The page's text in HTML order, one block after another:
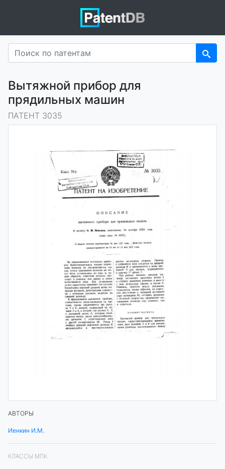
Вытяжной прибор для
прядильных машин
ПАТЕНТ 3035
АВТОРЫ
Иенкин И.М.
КЛАССЫ МПК